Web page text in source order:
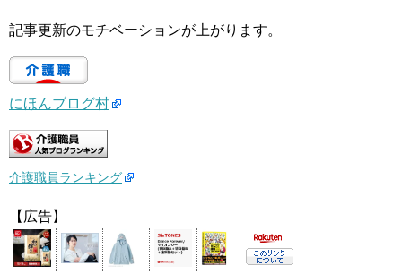
記事更新のモチベーションが上がります。
にほんブログ村
介護職員ランキング
【広告】